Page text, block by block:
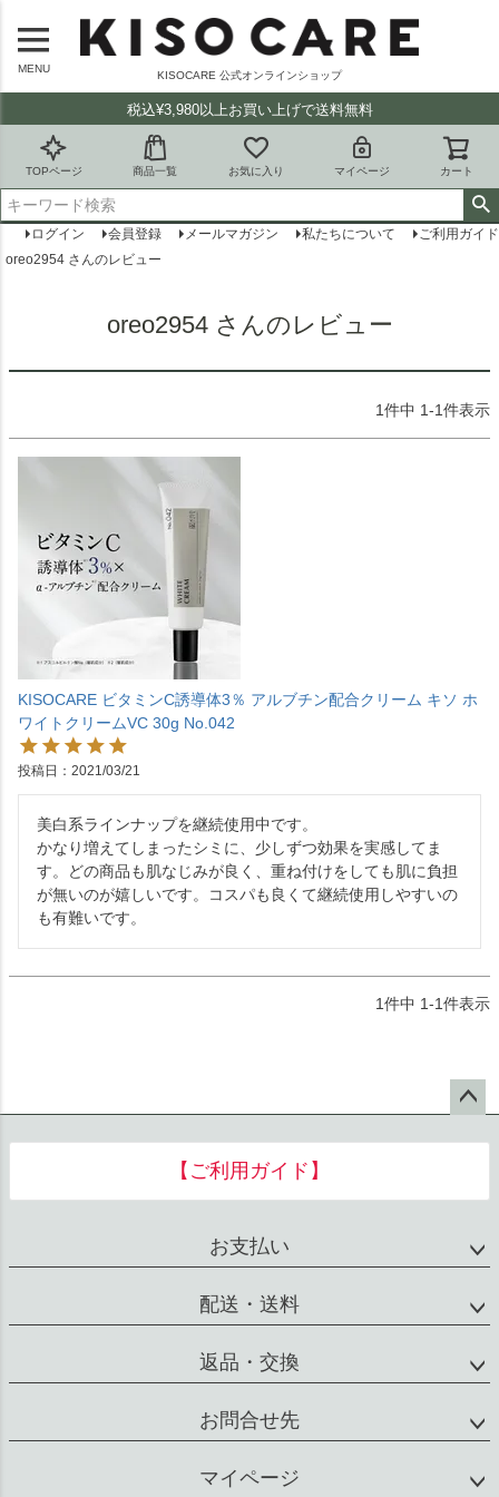
MENU
KISOCARE 公式オンラインショップ
税込¥3,980以上お買い上げで送料無料
TOPページ 商品一覧 お気に入り マイページ カート
ログイン 会員登録 メールマガジン 私たちについて
ご利用ガイド
oreo2954 さんのレビュー
oreo2954 さんのレビュー
1件中 1-1件表示
KISOCARE ビタミンC誘導体3％ アルブチン配合クリーム キソ ホ
ワイトクリームVC 30g No.042
投稿日 2021/03/21
美白系ラインナップを継続使用中です。
かなり増えてしまったシミに、少しずつ効果を実感してま
す。どの商品も肌なじみが良く、重ね付けをしても肌に負担
が無いのが嬉しいです。コスパも良くて継続使用しやすいの
も有難いです。
1件中 1-1件表示
へ
【ご利用ガイド】
お支払い
配送・送料
返品・交換
お問合せ先
マイページ